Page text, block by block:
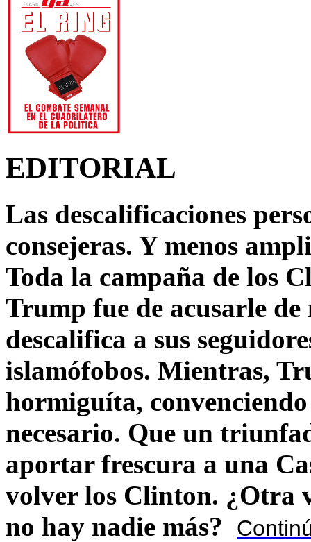
EDITORIAL
Las descalificaciones
consejeras. Y menos
Toda la campaña de los
Trump fue de acusarle
descalifica a sus
islamófobos. Mientras,
hormiguíta,
necesario. Que un
aportar frescura a una
volver los Clinton. ¿Otra
no hay nadie más?